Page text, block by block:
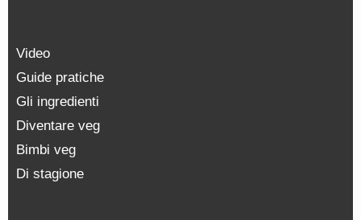
Video
Guide pratiche
Gli ingredienti
Diventare veg
Bimbi veg
Di stagione